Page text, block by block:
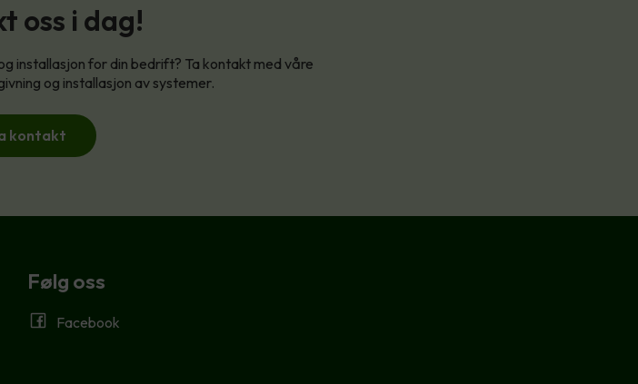
oss i dag!
installasjon for din bedrift? Ta kontakt med våre
og installasjon av systemer.
kontakt
Følg oss
Facebook